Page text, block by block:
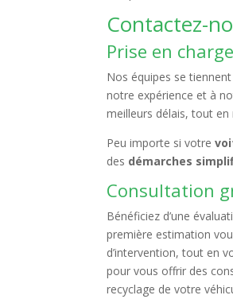
Contactez-
Prise en
Nos équipes se
notre expérience et à
meilleurs délais, tout
Peu importe si votre
des démarches
Consultation
Bénéficiez d’une
première estimation
d’intervention, tout en
pour vous offrir des
recyclage de votre